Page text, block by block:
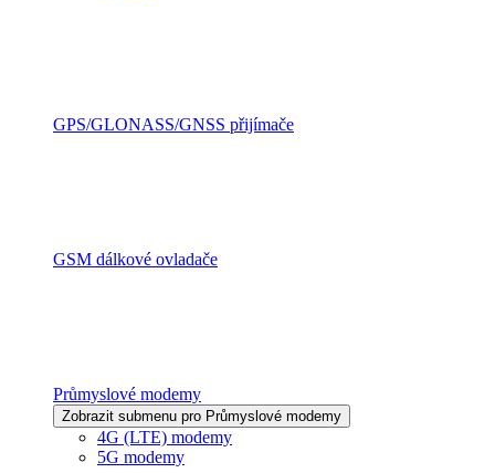
GPS/GLONASS/GNSS přijímače
GSM dálkové ovladače
Průmyslové modemy
Zobrazit submenu pro Průmyslové modemy
4G (LTE) modemy
5G modemy